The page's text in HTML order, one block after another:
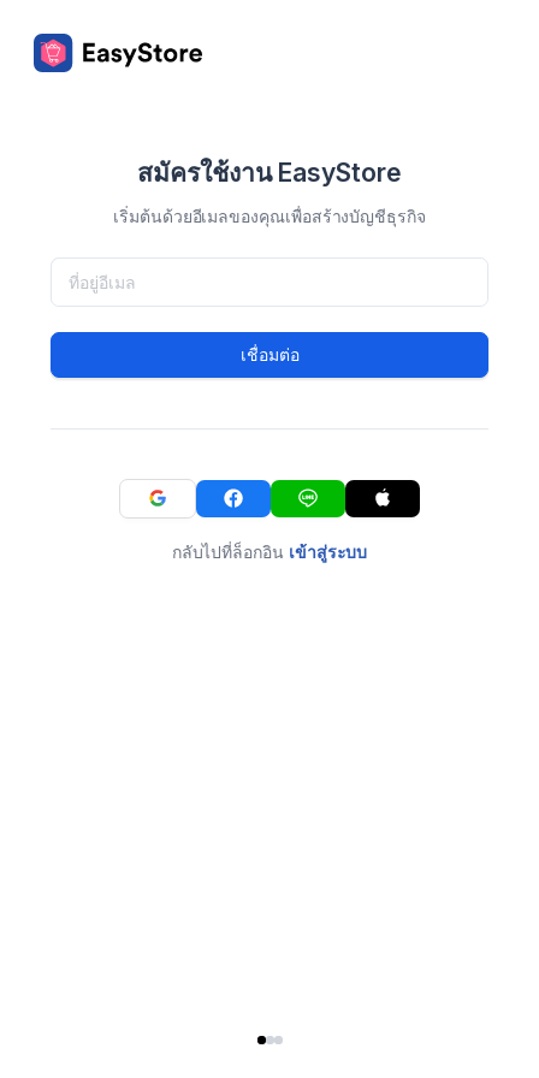
สมัครใช้งาน EasyStore
เริ่มต้นด้วยอีเมลของคุณเพื่อสร้างบัญชีธุรกิจ
เชื่อมต่อ
กลับไปที่ล็อกอิน เข้าสู่ระบบ